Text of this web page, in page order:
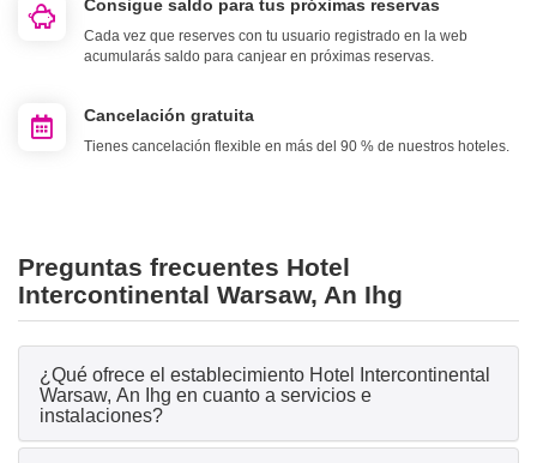
Consigue saldo para tus próximas reservas
Cada vez que reserves con tu usuario registrado en la web
acumularás saldo para canjear en próximas reservas.
Cancelación gratuita
Tienes cancelación flexible en más del 90 % de nuestros hoteles.
Preguntas frecuentes Hotel
Intercontinental Warsaw, An Ihg
¿Qué ofrece el establecimiento Hotel Intercontinental
Warsaw, An Ihg en cuanto a servicios e
instalaciones?